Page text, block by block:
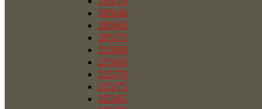
205/60
205/65
205/75
215/60
215/65
215/70
215/75
225/65